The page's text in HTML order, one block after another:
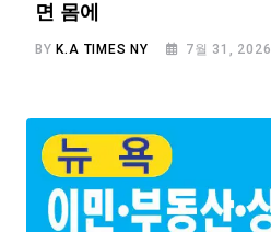
면 몸에
BYK.A TIMES NY 7월 31, 2026